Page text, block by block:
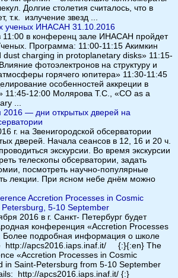
Долгие столетия считалось, что в
т.к. излучение звезд ...
ученых ИНАСАН 31.10.2016
11:00 в конференц зале ИНАСАН пройдет
Программа: 11:00-11:15 Акимкин
charging in protoplanetary disks» 11:15-
фотоэлектронов на структуру и
горячего юпитера» 11:30-11:45
особенностей аккреции в
11:45-12:00 Молярова Т.С., «CO as a
...
2016 — дни открытых дверей на
г. на Звенигородской обсерватории
дверей. Начала сеансов в 12, 16 и 20 ч.
экскурсии. Во время экскурсии
телескопы обсерватории, задать
посмотреть научно-популярные
лекции. При ясном небе днём можно
Accretion Processes in Cosmic
5-10 September
2016 в г. Санкт- Петербург будет
конференция «Accretion Processes
Более подробная информация о школе
http://apcs2016.iaps.inaf.it/ {:}{:en} The
«Accretion Processes in Cosmic
in Saint-Petersburg from 5-10 September
http://apcs2016.iaps.inaf.it/ {:}